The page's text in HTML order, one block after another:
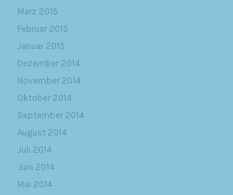
März 2015
Februar 2015
Januar 2015
Dezember 2014
November 2014
Oktober 2014
September 2014
August 2014
Juli 2014
Juni 2014
Mai 2014